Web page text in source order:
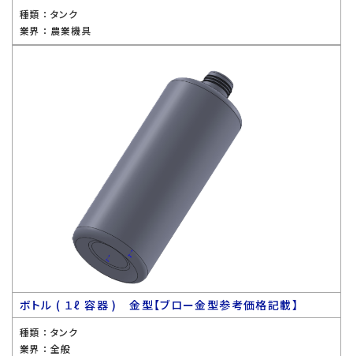
種類 ： タンク
業界 ： 農業機具
ボトル ( １ℓ 容器 ) 金型【ブロー金型参考価格記載】
種類 ： タンク
業界 ： 全般